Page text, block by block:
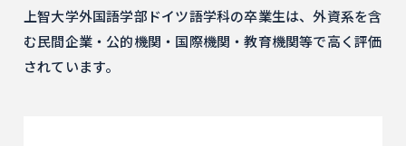
上智大学外国語学部ドイツ語学科の卒業生は、外資系を含
む民間企業・公的機関・国際機関・教育機関等で高く評価
されています。